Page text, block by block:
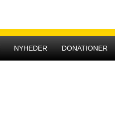
NYHEDER DONATIONER